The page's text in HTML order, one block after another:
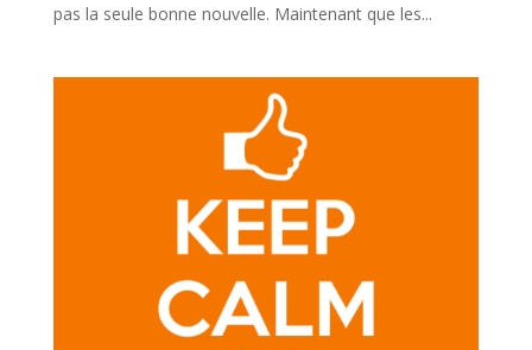
pas la seule bonne nouvelle. Maintenant que les...